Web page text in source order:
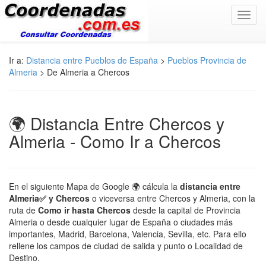
Ir a: Distancia entre Pueblos de España > Pueblos Provincia de
Almeria > De Almeria a Chercos
🌍 Distancia Entre Chercos y
Almeria - Como Ir a Chercos
En el siguiente Mapa de Google 🌍 cálcula la distancia entre
Almeria✅ y Chercos o viceversa entre Chercos y Almeria, con la
ruta de Como ir hasta Chercos desde la capital de Provincia
Almeria o desde cualquier lugar de España o ciudades más
importantes, Madrid, Barcelona, Valencia, Sevilla, etc. Para ello
rellene los campos de ciudad de salida y punto o Localidad de
Destino.